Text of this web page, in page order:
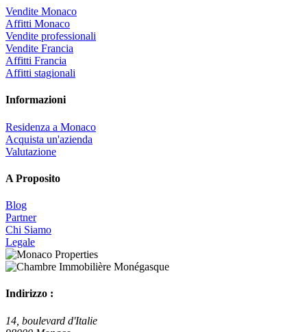
Vendite Monaco
Affitti Monaco
Vendite professionali
Vendite Francia
Affitti Francia
Affitti stagionali
Informazioni
Residenza a Monaco
Acquista un'azienda
Valutazione
A Proposito
Blog
Partner
Chi Siamo
Legale
Indirizzo :
14, boulevard d'Italie